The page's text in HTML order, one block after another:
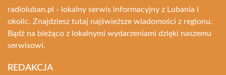
radioluban.pl - lokalny serwis informacyjny z Lubania i
okolic. Znajdziesz tutaj najświeższe wiadomości z regionu.
Bądź na bieżąco z lokalnymi wydarzeniami dzięki naszemu
serwisowi.
REDAKCJA